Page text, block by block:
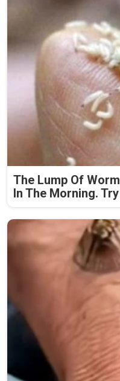
The Lump Of
In The Morning.